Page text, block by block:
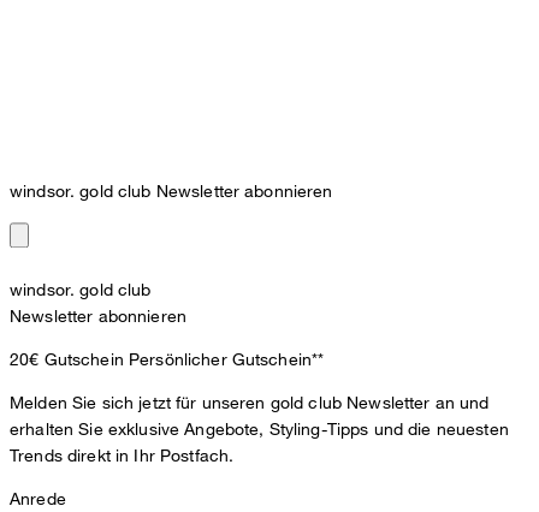
windsor. gold club Newsletter abonnieren
windsor. gold club
Newsletter abonnieren
20€ Gutschein Persönlicher Gutschein**
Melden Sie sich jetzt für unseren gold club Newsletter an und
erhalten Sie exklusive Angebote, Styling-Tipps und die neuesten
Trends direkt in Ihr Postfach.
Anrede